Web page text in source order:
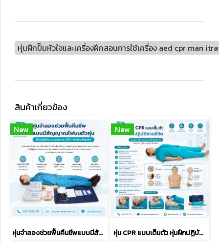
หุ่นฝึกปั๊มหัวใจและเครื่องฝึกสอนการใช้เครื่อง aed cpr man
สินค้าเกี่ยวข้อง
New
หุ่นจำลองช่วยฟื้นคืนชีพแบบมีสัญญาณไฟบนตัวหุ่นผู้ใหญ่เต็มตัว รุ่น Advance CPR Training Manikin
New
หุ่น CPR แบบเต็มตัว หุ่นฝึกปฏิบัติช่วยชีวิต